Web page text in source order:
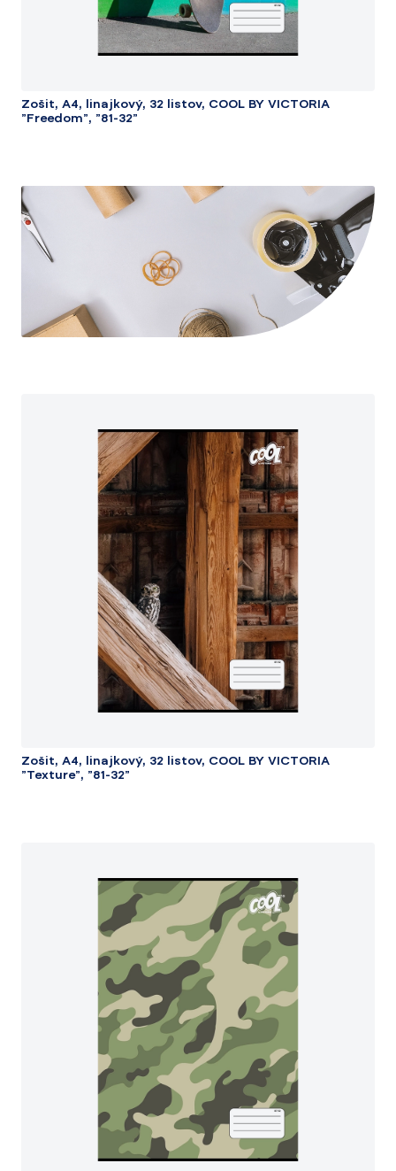
Zošit, A4, linajkový, 32 listov, COOL BY VICTORIA
"Freedom", "81-32"
Zošit, A4, linajkový, 32 listov, COOL BY VICTORIA
"Texture", "81-32"